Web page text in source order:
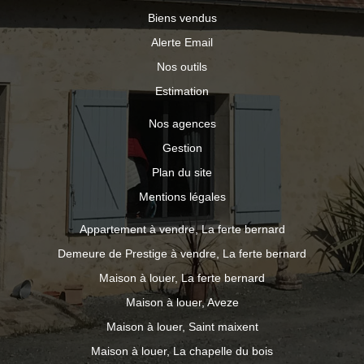
Biens vendus
Alerte Email
Nos outils
Estimation
Nos agences
Gestion
Plan du site
Mentions légales
Appartement à vendre, La ferte bernard
Demeure de Prestige à vendre, La ferte bernard
Maison à louer, La ferte bernard
Maison à louer, Aveze
Maison à louer, Saint maixent
Maison à louer, La chapelle du bois